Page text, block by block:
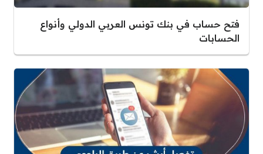
فتح حساب في بنك تونس العربي الدولي وأنواع
الحسابات